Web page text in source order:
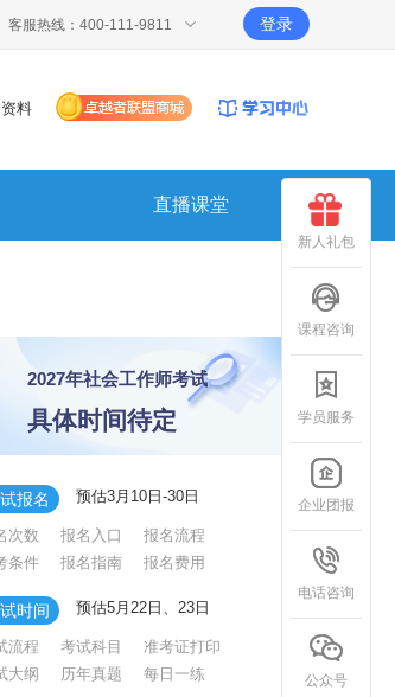
客服热线：400-111-9811 登录
资料
直播课堂
2027年社会工作师考试
具体时间待定
报名 预估3月10日-30日
次数 报名入口
报名流程
条件
报名指南 报名费用
时间 预估5月22日、23日
流程 考试科目
准考证打印
大纲
历年真题 每日一练
新人礼包
课程咨询
学员服务
企业团报
电话咨询
公众号